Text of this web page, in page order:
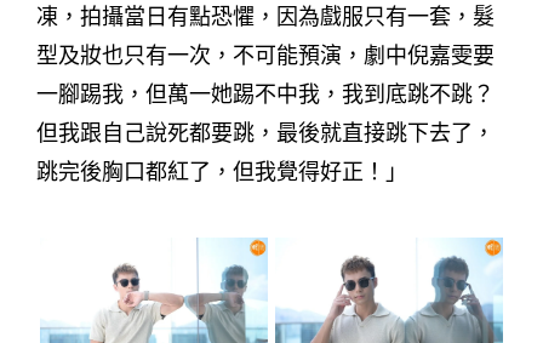
凍，拍攝當日有點恐懼，因為戲服只有一套，髮
型及妝也只有一次，不可能預演，劇中倪嘉雯要
一腳踢我，但萬一她踢不中我，我到底跳不跳？
但我跟自己說死都要跳，最後就直接跳下去了，
跳完後胸口都紅了，但我覺得好正！」